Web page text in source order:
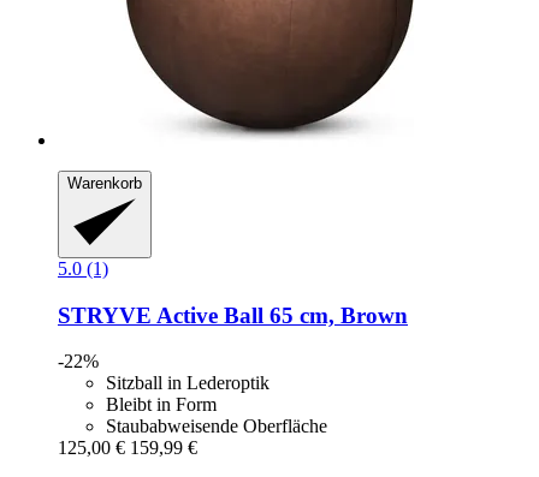
Warenkorb
5.0 (1)
STRYVE Active Ball 65 cm, Brown
-22%
Sitzball in Lederoptik
Bleibt in Form
Staubabweisende Oberfläche
125,00 € 159,99 €